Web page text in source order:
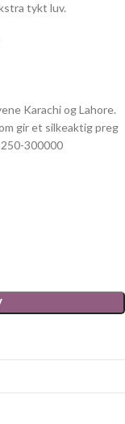
tykt luv.
Karachi og Lahore.
gir et silkeaktig preg
300000